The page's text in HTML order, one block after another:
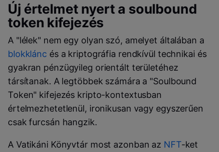
Új értelmet nyert a soulbound
token kifejezés
A "lélek" nem egy olyan szó, amelyet általában a
blokklánc és a kriptográfia rendkívül technikai és
gyakran pénzügyileg orientált területéhez
társítanak. A legtöbbek számára a "Soulbound
Token" kifejezés kripto-kontextusban
értelmezhetetlenül, ironikusan vagy egyszerűen
csak furcsán hangzik.
A Vatikáni Könyvtár most azonban az NFT-ket